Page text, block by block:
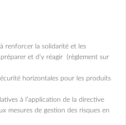
renforcer la solidarité et les
et d’y réagir (règlement sur
horizontales pour les produits
à l’application de la directive
mesures de gestion des risques en